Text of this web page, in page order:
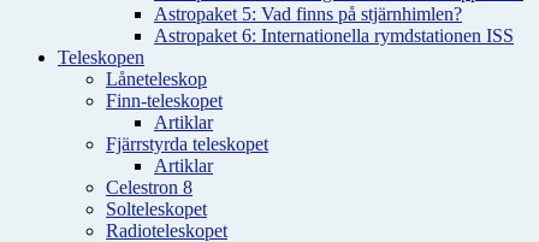
Astropaket 5: Vad finns på stjärnhimlen?
Astropaket 6: Internationella rymdstationen ISS
Teleskopen
Låneteleskop
Finn-teleskopet
Artiklar
Fjärrstyrda teleskopet
Artiklar
Celestron 8
Solteleskopet
Radioteleskopet